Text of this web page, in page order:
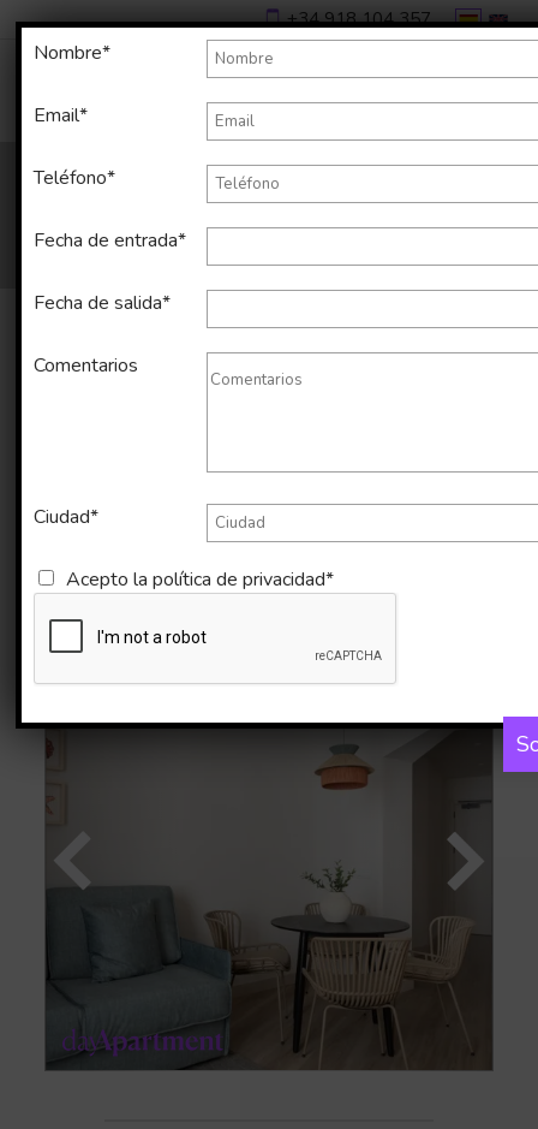
+34 918 104 357
en Distrito Centro (Málaga) de 35
m2
Imágenes Mapa
Nombre*
Email*
Teléfono*
Fecha de entrada*
Fecha de salida*
Comentarios
Ciudad*
Acepto lapolítica de privacidad*